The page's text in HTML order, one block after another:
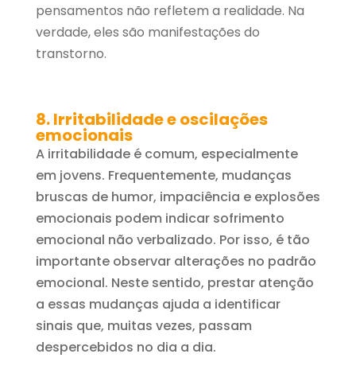
pensamentos não refletem a realidade. Na
verdade, eles são manifestações do
transtorno.
8. Irritabilidade e oscilações
emocionais
A irritabilidade é comum, especialmente
em jovens. Frequentemente, mudanças
bruscas de humor, impaciência e explosões
emocionais podem indicar sofrimento
emocional não verbalizado. Por isso, é tão
importante observar alterações no padrão
emocional. Neste sentido, prestar atenção
a essas mudanças ajuda a identificar
sinais que, muitas vezes, passam
despercebidos no dia a dia.